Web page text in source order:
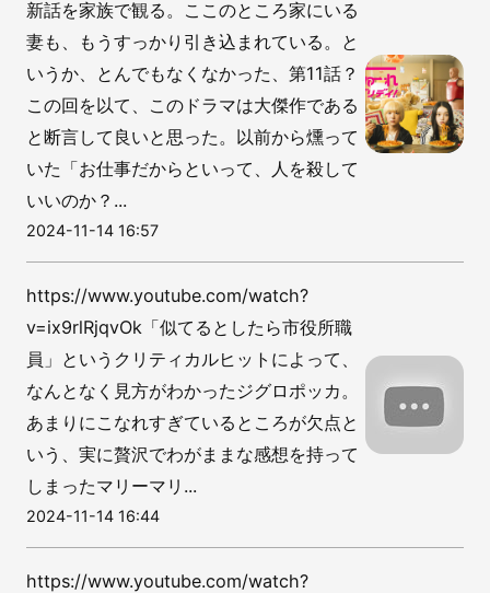
新話を家族で観る。ここのところ家にいる
妻も、もうすっかり引き込まれている。と
いうか、とんでもなくなかった、第11話？
この回を以て、このドラマは大傑作である
と断言して良いと思った。以前から燻って
いた「お仕事だからといって、人を殺して
いいのか？...
2024-11-14 16:57
https://www.youtube.com/watch?
v=ix9rlRjqvOk「似てるとしたら市役所職
員」というクリティカルヒットによって、
なんとなく見方がわかったジグロポッカ。
あまりにこなれすぎているところが欠点と
いう、実に贅沢でわがままな感想を持って
しまったマリーマリ...
2024-11-14 16:44
https://www.youtube.com/watch?